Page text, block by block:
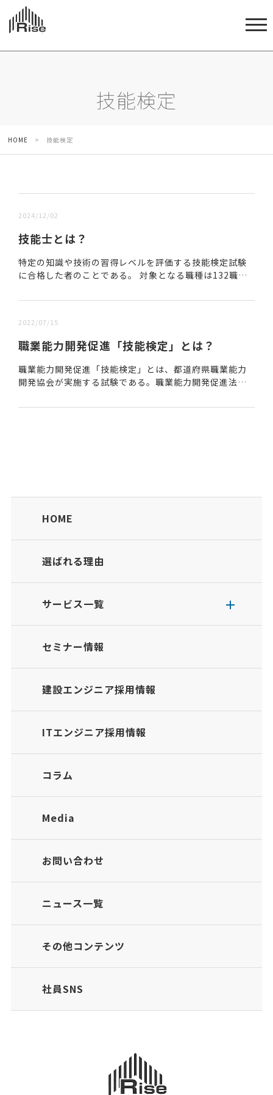
技能検定
HOME > 技能検定
2024/12/02
技能士とは？
特定の知識や技術の習得レベルを評価する技能検定試験
に合格した者のことである。 対象となる職種は132職種
力・経験が異なる。 ■技能検定試験について 1...
2022/07/15
職業能力開発促進「技能検定」とは？
職業能力開発促進「技能検定」とは、都道府県職業能力
開発協会が実施する試験である。職業能力開発促進法に
される技能の習得レベルを評価する国家検定制度だ。全...
HOME
選ばれる理由
サービス一覧
セミナー情報
建設エンジニア採用情報
ITエンジニア採用情報
コラム
Media
お問い合わせ
ニュース一覧
その他コンテンツ
社員SNS